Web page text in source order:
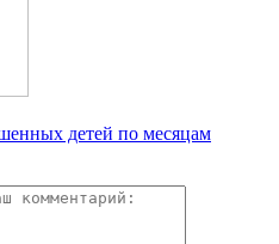
детей по месяцам